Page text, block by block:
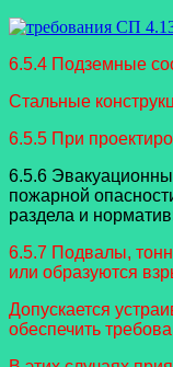
6.5.4 Подземные
Стальные
6.5.5 При
6.5.6
пожарной
раздела и
6.5.7 Подвалы,
или образуются
Допускается
обеспечить